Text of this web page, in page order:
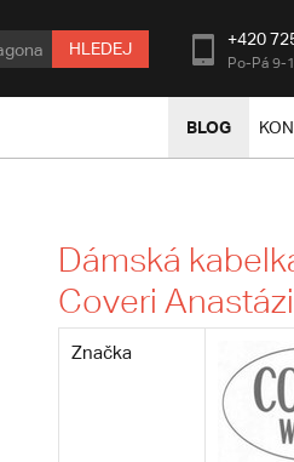
HLEDEJ +420
Po-Pá 9-
BLOG
Dámská
Coveri
Značka